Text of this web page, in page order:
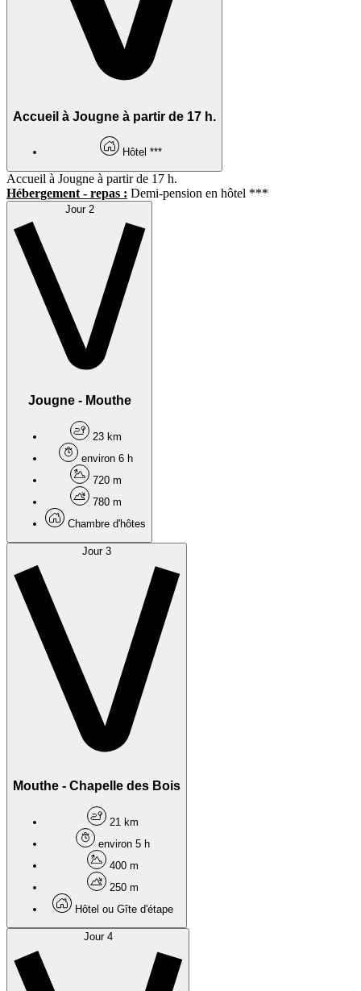
Accueil à Jougne à partir de 17 h.
Hôtel ***
Accueil à Jougne à partir de 17 h.
Hébergement - repas : Demi-pension en hôtel ***
Jour 2
Jougne - Mouthe
23 km
environ 6 h
720 m
780 m
Chambre d'hôtes
Jour 3
Mouthe - Chapelle des Bois
21 km
environ 5 h
400 m
250 m
Hôtel ou Gîte d'étape
Jour 4